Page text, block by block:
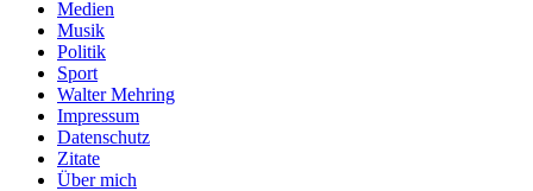
Medien
Musik
Politik
Sport
Walter Mehring
Impressum
Datenschutz
Zitate
Über mich